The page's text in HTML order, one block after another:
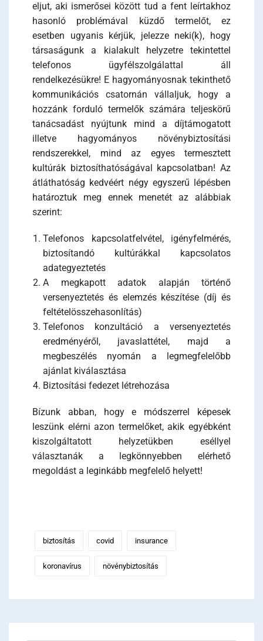
eljut, aki ismerősei között tud a fent leírtakhoz
hasonló problémával küzdő termelőt, ez
esetben ugyanis kérjük, jelezze neki(k), hogy
társaságunk a kialakult helyzetre tekintettel
telefonos ügyfélszolgálattal áll
rendelkezésükre! E hagyományosnak tekinthető
kommunikációs csatornán vállaljuk, hogy a
hozzánk forduló termelők számára teljeskörű
tanácsadást nyújtunk mind a díjtámogatott
illetve hagyományos növénybiztosítási
rendszerekkel, mind az egyes termesztett
kultúrák biztosíthatóságával kapcsolatban! Az
átláthatóság kedvéért négy egyszerű lépésben
határoztuk meg ennek menetét az alábbiak
szerint:
Telefonos kapcsolatfelvétel, igényfelmérés,
biztosítandó kultúrákkal kapcsolatos
adategyeztetés
A megkapott adatok alapján történő
versenyeztetés és elemzés készítése (díj és
feltételösszehasonlítás)
Telefonos konzultáció a versenyeztetés
eredményéről, javaslattétel, majd a
megbeszélés nyomán a legmegfelelőbb
ajánlat kiválasztása
Biztosítási fedezet létrehozása
Bízunk abban, hogy e módszerrel képesek
leszünk elérni azon termelőket, akik egyébként
kiszolgáltatott helyzetükben eséllyel
választanák a legkönnyebben elérhető
megoldást a leginkább megfelelő helyett!
biztosítás covid insurance
koronavírus növénybiztosítás